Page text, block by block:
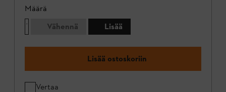
Määrä
Vähennä
Lisää
Lisää ostoskoriin
Vertaa